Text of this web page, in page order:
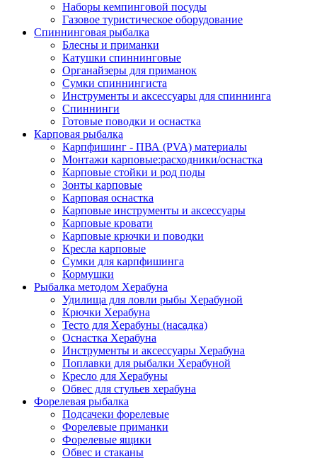
Наборы кемпинговой посуды
Газовое туристическое оборудование
Спиннинговая рыбалка
Блесны и приманки
Катушки спиннинговые
Органайзеры для приманок
Сумки спиннингиста
Инструменты и аксессуары для спиннинга
Спиннинги
Готовые поводки и оснастка
Карповая рыбалка
Карпфишинг - ПВА (PVA) материалы
Монтажи карповые:расходники/оснастка
Карповые стойки и род поды
Зонты карповые
Карповая оснастка
Карповые инструменты и аксессуары
Карповые кровати
Карповые крючки и поводки
Кресла карповые
Сумки для карпфишинга
Кормушки
Рыбалка методом Херабуна
Удилища для ловли рыбы Херабуной
Крючки Херабуна
Тесто для Херабуны (насадка)
Оснастка Херабуна
Инструменты и аксессуары Херабуна
Поплавки для рыбалки Херабуной
Кресло для Херабуны
Обвес для стульев херабуна
Форелевая рыбалка
Подсачеки форелевые
Форелевые приманки
Форелевые ящики
Обвес и стаканы